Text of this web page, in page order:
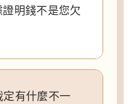
明錢不是您欠
有什麼不一